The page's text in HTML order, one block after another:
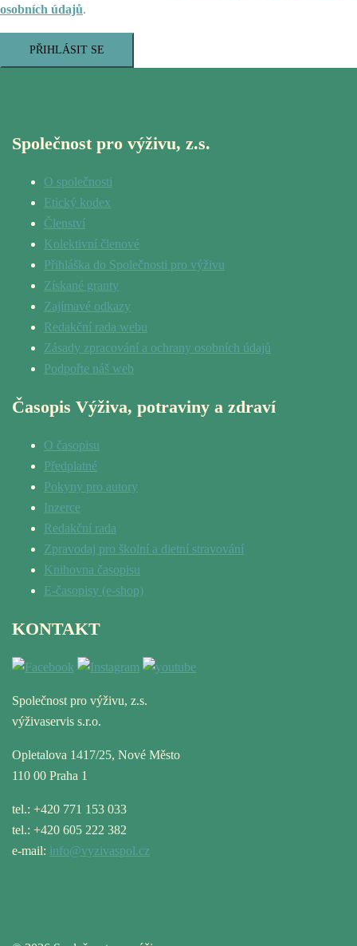
osobních údajů.
PŘIHLÁSIT SE
Společnost pro výživu, z.s.
O společnosti
Etický kodex
Členství
Kolektivní členové
Přihláška do Společnosti pro výživu
Získané granty
Zajímavé odkazy
Redakční rada webu
Zásady zpracování a ochrany osobních údajů
Podpořte náš web
Časopis Výživa, potraviny a zdraví
O časopisu
Předplatné
Pokyny pro autory
Inzerce
Redakční rada
Zpravodaj pro školní a dietní stravování
Knihovna časopisu
E-časopisy (e-shop)
KONTAKT
Společnost pro výživu, z.s.
výživaservis s.r.o.
Opletalova 1417/25, Nové Město
110 00 Praha 1
tel.: +420 771 153 033
tel.: +420 605 222 382
e-mail: info@vyzivaspol.cz